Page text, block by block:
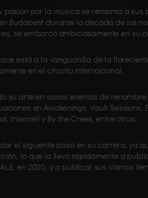
pasión por la música se remonta a
Budapest durante la década de los
se embarcó ambiciosamente en su
está a la vanguardia de la
en el circuito internacional.
su arte en varios eventos de
en Awakenings, Vault Sessions,
Intercell y By the Creek, entre otros.
el siguiente paso en su carrera, ya
lo que la llevó rápidamente a
en 2020, y a publicar sus últimos